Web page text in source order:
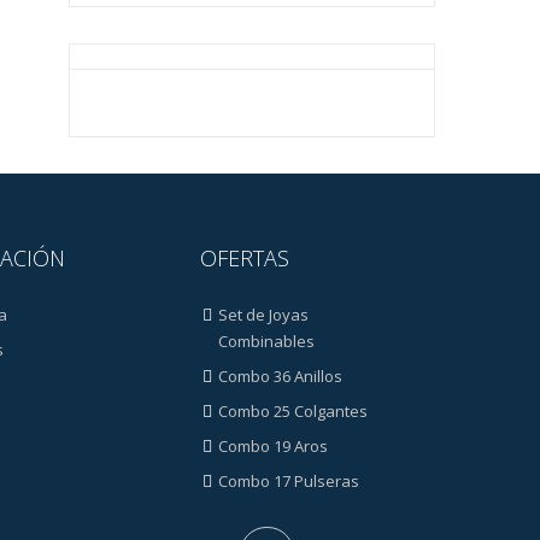
OFERTAS
Set de Joyas
Combinables
Combo 36 Anillos
Combo 25 Colgantes
Combo 19 Aros
Combo 17 Pulseras